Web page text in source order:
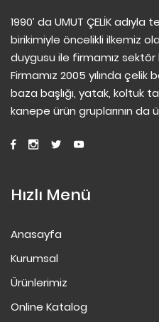
1990’ da UMUT ÇELİK adıyla
birikimiyle öncelikli ilkemiz
duygusu ile firmamız sektör
Firmamız 2005 yılında
baza başlığı, yatak, koltuk
kanepe ürün gruplarının da
Hızlı Menü
Anasayfa
Kurumsal
Ürünlerimiz
Online Katalog